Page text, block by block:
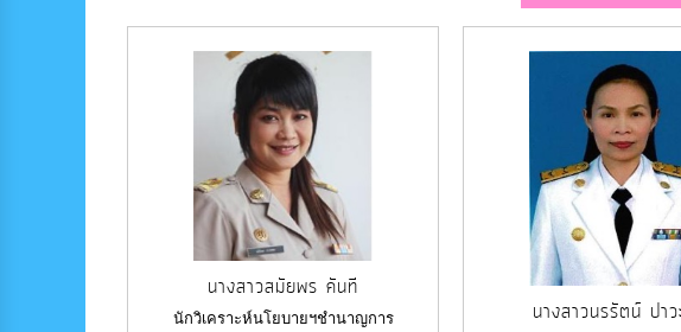
นางสาวสมัยพร คันที
นักวิเคราะห์นโยบายฯชำนาญการ
นางสาวนรรัตน์ ปาว